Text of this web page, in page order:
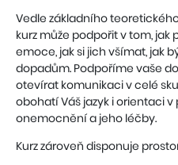
Vedle základního
kurz může podpořit v tom,
emoce, jak si jich všímat, jak
dopadům. Podpoříme vaše
otevírat komunikaci v celé
obohatí Váš jazyk i orientaci
onemocnění a jeho léčby.
Kurz zároveň disponuje